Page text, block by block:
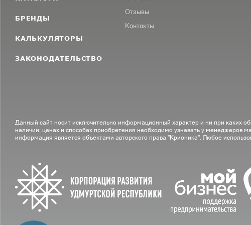
БРЕНДЫ
КАЛЬКУЛЯТОРЫ
ЗАКОНОДАТЕЛЬСТВО
Отзывы
Контакты
Данный сайт носит исключительно информационный характер и ни при каких
наличии, ценах и способах приобретения необходимо узнавать у менеджеров
информация является объектами авторского права "Крионика". Любое